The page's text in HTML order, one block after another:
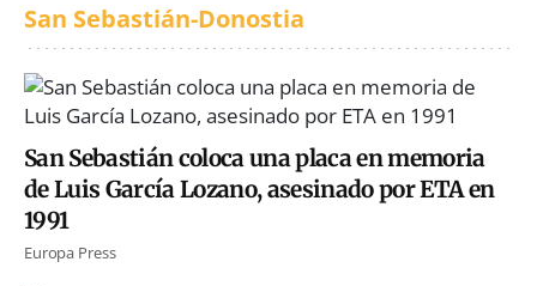
San Sebastián-Donostia
San Sebastián coloca una placa en memoria
de Luis García Lozano, asesinado por ETA en
1991
Europa Press